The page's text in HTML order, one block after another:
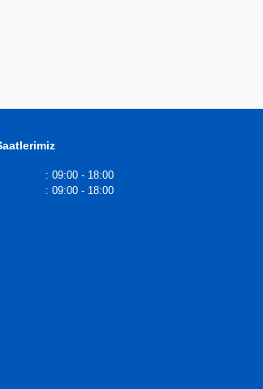
: 09:00 - 18:00
: 09:00 - 18:00